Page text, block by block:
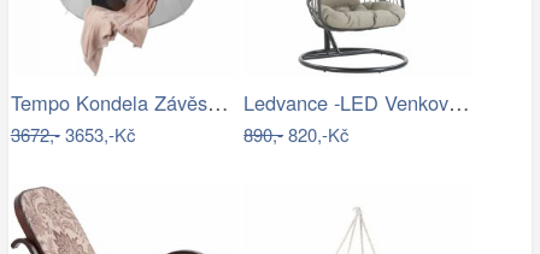
Tempo Kondela Závěsné houpací křeslo…
3672,-3653,-Kč
Ledvance -LED Venkovní nástěnné…
890,-820,-Kč